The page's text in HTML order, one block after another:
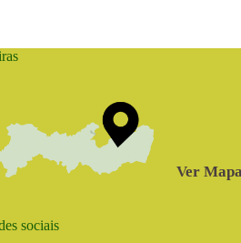
Ver Mapa
sociais